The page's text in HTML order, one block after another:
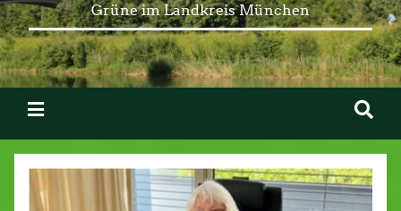
Grüne im Landkreis München